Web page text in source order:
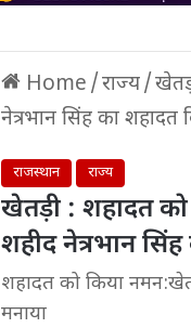
Home /राज्य/
नेत्रभान सिंह का शहादत
राजस्थान राज्य
खेतड़ी : शहादत
शहीद नेत्रभान
शहादत को किया
मनाया